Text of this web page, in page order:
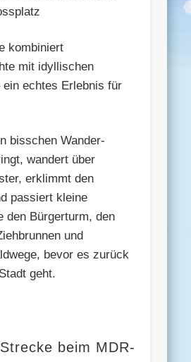
kombiniert
mit idyllischen
ein echtes Erlebnis für
bisschen Wander-
wandert über
erklimmt den
passiert kleine
den Bürgerturm, den
und
bevor es zurück
geht.
beim MDR-